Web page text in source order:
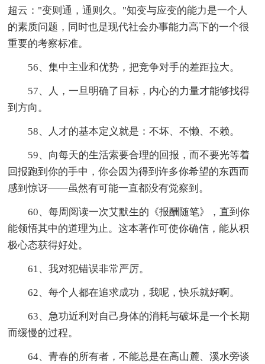
超云："变则通，通则久。"知变与应变的能力是一个人
的素质问题，同时也是现代社会办事能力高下的一个很
重要的考察标准。
56、集中主业和优势，把竞争对手的差距拉大。
57、人，一旦明确了目标，内心的力量才能够找得
到方向。
58、人才的基本定义就是：不坏、不懒、不赖。
59、向每天的生活索要合理的回报，而不要光等着
回报跑到你的手中，你会因为得到许多你希望的东西而
感到惊讶——虽然有可能一直都没有觉察到。
60、每周阅读一次艾默生的《报酬随笔》，直到你
能领悟其中的道理为止。这本著作可使你确信，能从积
极心态获得好处。
61、我对犯错误非常严厉。
62、每个人都在追求成功，我呢，快乐就好啊。
63、急功近利对自己身体的消耗与破坏是一个长期
而缓慢的过程。
64、青春的所有者，不能总是在高山麓、溪水旁谈